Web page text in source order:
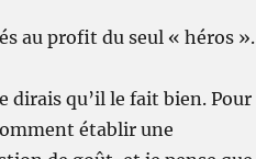
au profit du seul « héros ».
dirais qu’il le fait bien. Pour
établir une